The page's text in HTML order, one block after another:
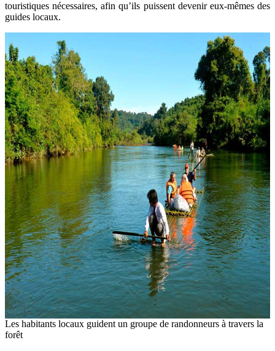
touristiques nécessaires, afin qu’ils puissent devenir eux-mêmes des
guides locaux.
Les habitants locaux guident un groupe de randonneurs à travers la
forêt